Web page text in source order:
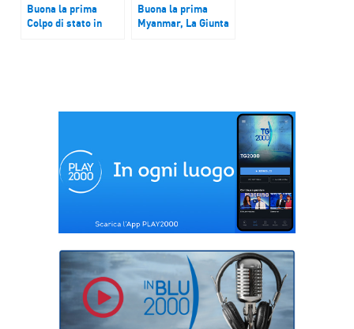
Buona la prima
Colpo di stato in
Buona la prima
Myanmar, La Giunta